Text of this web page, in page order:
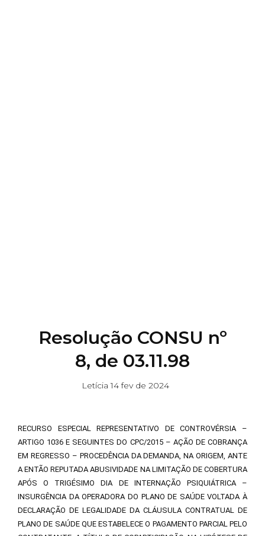
Resolução CONSU nº
8, de 03.11.98
Letícia 14 fev de 2024
RECURSO ESPECIAL REPRESENTATIVO DE CONTROVÉRSIA –
ARTIGO 1036 E SEGUINTES DO CPC/2015 – AÇÃO DE COBRANÇA
EM REGRESSO – PROCEDÊNCIA DA DEMANDA, NA ORIGEM, ANTE
A ENTÃO REPUTADA ABUSIVIDADE NA LIMITAÇÃO DE COBERTURA
APÓS O TRIGÉSIMO DIA DE INTERNAÇÃO PSIQUIÁTRICA –
INSURGÊNCIA DA OPERADORA DO PLANO DE SAÚDE VOLTADA À
DECLARAÇÃO DE LEGALIDADE DA CLÁUSULA CONTRATUAL DE
PLANO DE SAÚDE QUE ESTABELECE O PAGAMENTO PARCIAL PELO